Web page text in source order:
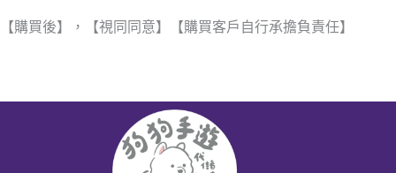
【購買後】，【視同同意】【購買客戶自行承擔負責任】